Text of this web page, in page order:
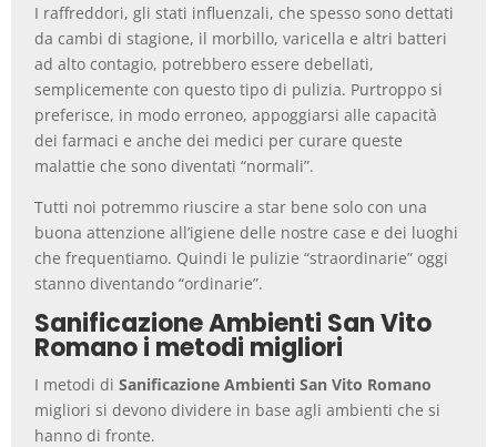
I raffreddori, gli stati influenzali, che spesso sono dettati
da cambi di stagione, il morbillo, varicella e altri batteri
ad alto contagio, potrebbero essere debellati,
semplicemente con questo tipo di pulizia. Purtroppo si
preferisce, in modo erroneo, appoggiarsi alle capacità
dei farmaci e anche dei medici per curare queste
malattie che sono diventati “normali”.
Tutti noi potremmo riuscire a star bene solo con una
buona attenzione all’igiene delle nostre case e dei luoghi
che frequentiamo. Quindi le pulizie “straordinarie” oggi
stanno diventando “ordinarie”.
Sanificazione Ambienti San Vito
Romano i metodi migliori
I metodi diSanificazione Ambienti San Vito Romano
migliori si devono dividere in base agli ambienti che si
hanno di fronte.